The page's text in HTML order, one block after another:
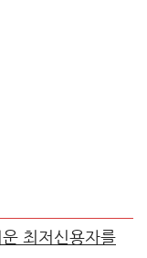
최저신용자를